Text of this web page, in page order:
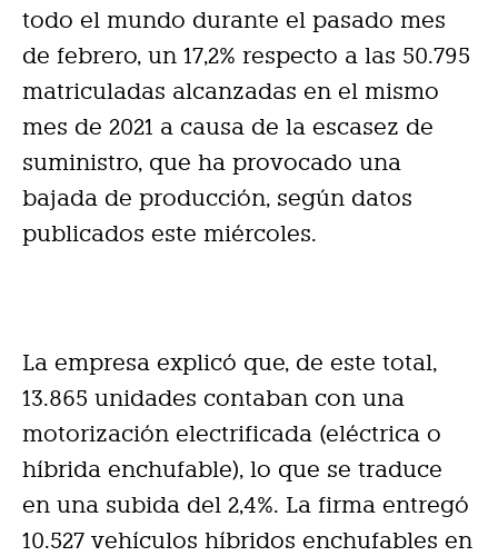
todo el mundo durante el pasado mes
de febrero, un 17,2% respecto a las 50.795
matriculadas alcanzadas en el mismo
mes de 2021 a causa de la escasez de
suministro, que ha provocado una
bajada de producción, según datos
publicados este miércoles.
La empresa explicó que, de este total,
13.865 unidades contaban con una
motorización electrificada (eléctrica o
híbrida enchufable), lo que se traduce
en una subida del 2,4%. La firma entregó
10.527 vehículos híbridos enchufables en